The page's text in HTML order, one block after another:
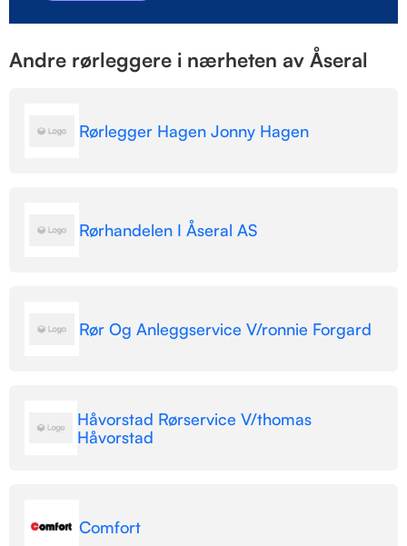
Andre rørleggere i nærheten av Åseral
Rørlegger Hagen Jonny Hagen
Rørhandelen I Åseral AS
Rør Og Anleggservice V/ronnie Forgard
Håvorstad Rørservice V/thomas
Håvorstad
Comfort